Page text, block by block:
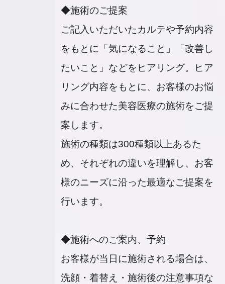
◆施術のご提案
ご記入いただいたカルテや予約内容
をもとに「気になること」「改善し
たいこと」などをヒアリング。ヒア
リング内容をもとに、お客様のお悩
みに合わせた美容医療の施術をご提
案します。
施術の種類は300種類以上あるた
め、それぞれの違いを理解し、お客
様のニーズに沿った最適なご提案を
行います。
◆施術へのご案内、予約
お客様が当日に施術される場合は、
洗顔・着替え・施術後の注意事項な